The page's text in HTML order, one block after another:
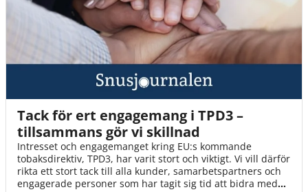
Tack för ert engagemang i TPD3 –
tillsammans gör vi skillnad
Intresset och engagemanget kring EU:s kommande
tobaksdirektiv, TPD3, har varit stort och viktigt. Vi vill därför
rikta ett stort tack till alla kunder, samarbetspartners och
engagerade personer som har tagit sig tid att bidra med